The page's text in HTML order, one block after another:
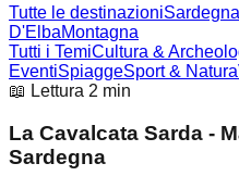
Tutte le destinazioniSardegna
D'ElbaMontagna
Tutti i TemiCultura &
EventiSpiaggeSport & Natura
📖 Lettura 2 min
La Cavalcata Sarda -
Sardegna